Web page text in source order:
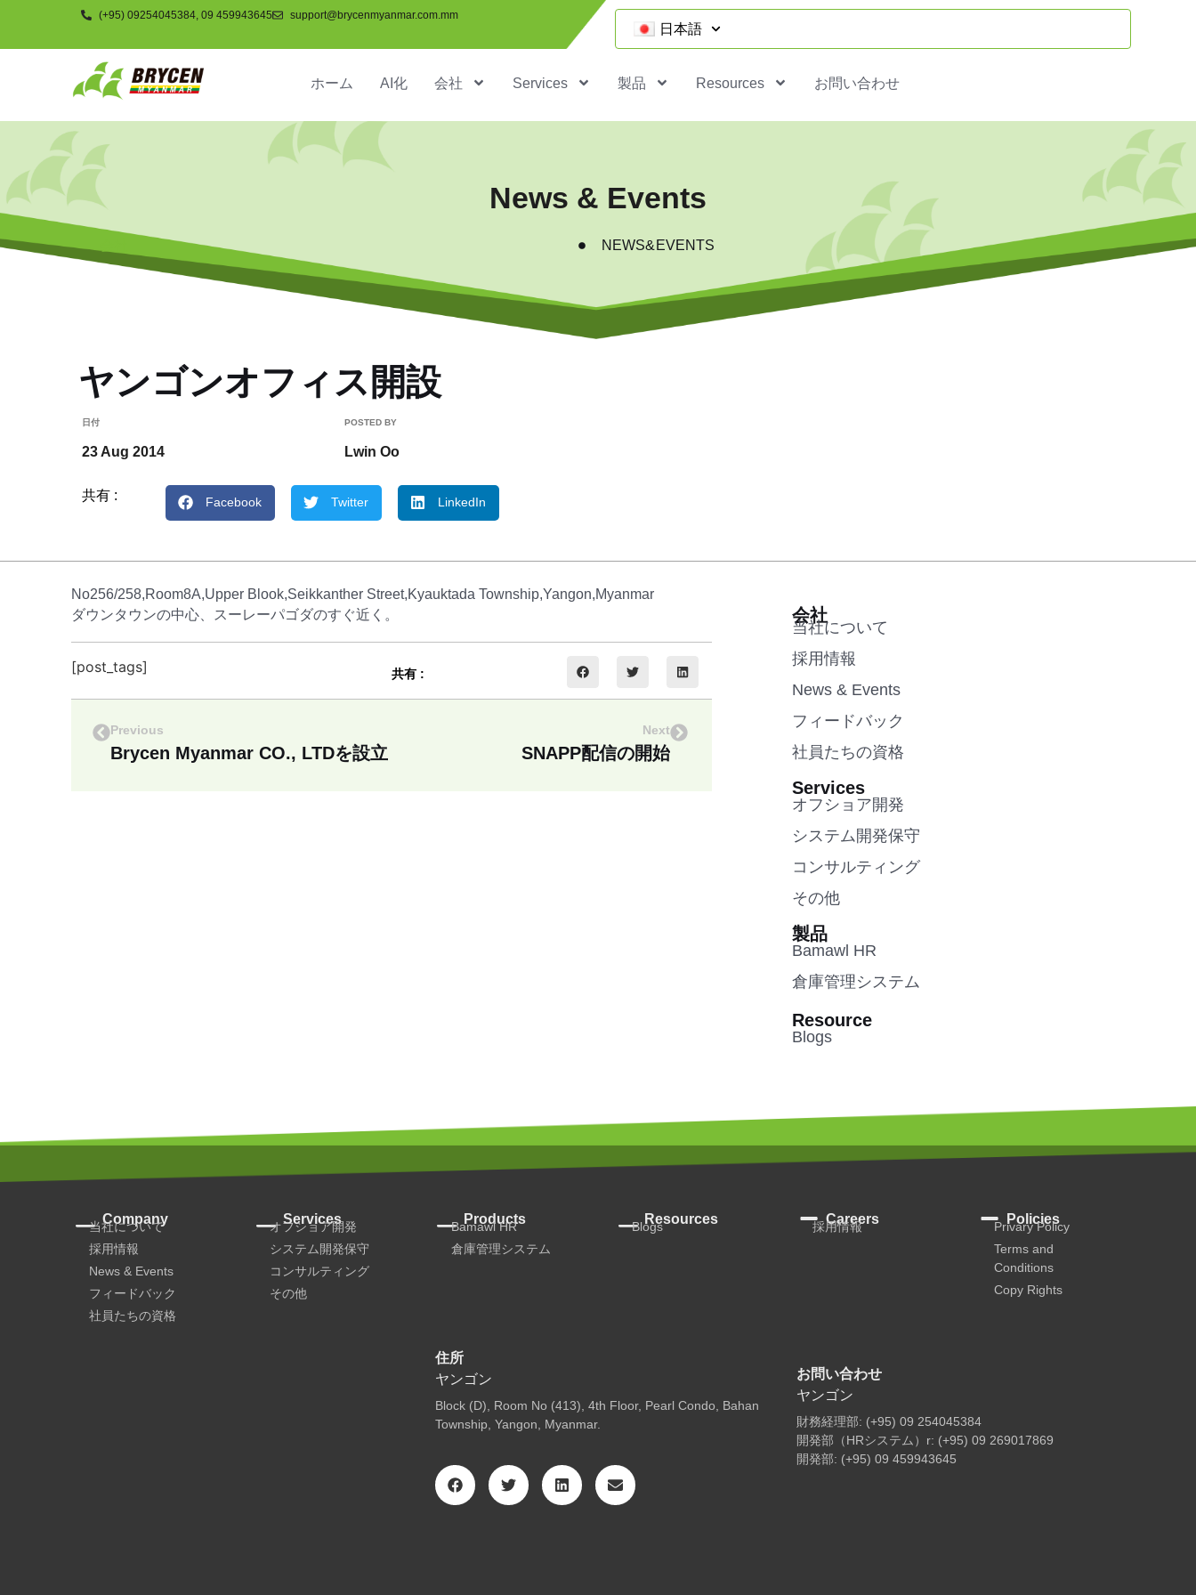
(+95) 09254045384, 09 459943645 support@brycenmyanmar.com.mm
日本語
ホーム AI化 会社 Services 製品 Resources お問い合わせ
News & Events
NEWS&EVENTS
ヤンゴンオフィス開設
日付
23 Aug 2014
POSTED BY
Lwin Oo
共有 : Facebook Twitter LinkedIn
No256/258,Room8A,Upper Blook,Seikkanther Street,Kyauktada Township,Yangon,Myanmar
ダウンタウンの中心、スーレーパゴダのすぐ近く。
[post_tags] 共有 :
Previous
Brycen Myanmar CO., LTDを設立
Next
SNAPP配信の開始
会社
当社について
採用情報
News & Events
フィードバック
社員たちの資格
Services
オフショア開発
システム開発保守
コンサルティング
その他
製品
Bamawl HR
倉庫管理システム
Resource
Blogs
Company
当社について
採用情報
News & Events
フィードバック
社員たちの資格
Services
オフショア開発
システム開発保守
コンサルティング
その他
Products
Bamawl HR
倉庫管理システム
Resources
Blogs Careers
採用情報 Policies
Privary Policy
Terms and
Conditions
Copy Rights
住所
ヤンゴン
Block (D), Room No (413), 4th Floor, Pearl Condo, Bahan
Township, Yangon, Myanmar.
お問い合わせ
ヤンゴン
財務経理部: (+95) 09 254045384
開発部（HRシステム）r: (+95) 09 269017869
開発部: (+95) 09 459943645